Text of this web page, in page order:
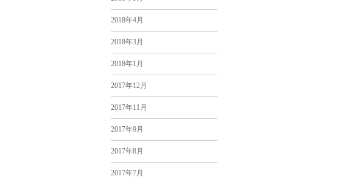
2018年4月
2018年3月
2018年1月
2017年12月
2017年11月
2017年9月
2017年8月
2017年7月